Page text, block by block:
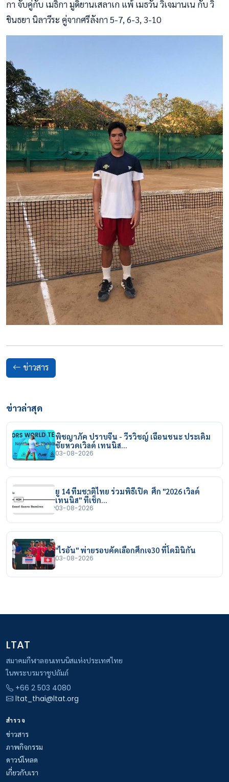
กา จับคู่กับ เมธิกา มูดิยานเสลาเก แพ้ เมธวัน วิเจมานเน กับ วิ
ชินธยา นิลาวีระ คู่จากศรีลังกา 5-7, 6-3, 3-10
ข่าวสาร
ข่าวล่าสุด
พิชญาภัค ปราบจีน - วีรวิชญ์ เฉือนชนะ ประเดิม
ชัยหวดเวิลด์ เทนนิส…
03-08-2026
ยู 14 ทีมชาติไทย ร่วมพิธีเปิด ศึก "2026 เวิลด์
เทนนิส" ที่เช็ก…
03-08-2026
"ไรอัน" พ่ายรอบคัดเลือกศึกเจ30 ที่โดมินิกัน
03-08-2026
LTAT
สมาคมกีฬาลอนเทนนิสแห่งประเทศไทย
ในพระบรมราชูปถัมภ์
+66 2 503 4080
ltat_thai@ltat.org
สำรวจ
ข่าวสาร
ภาพกิจกรรม
ดาวน์โหลด
เกี่ยวกับเรา